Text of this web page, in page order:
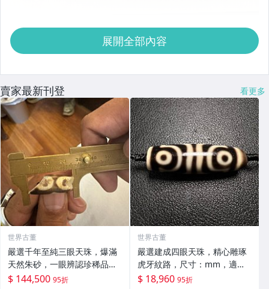
展開全部內容
賣家最新刊登 看更多
世界古董
嚴選千年至純三眼天珠，爆滿
天然朱砂，一眼辨認珍稀品質
天珠 一眼斷珠 三眼天珠
$ 144,500 95折
世界古董
嚴選建成四眼天珠，精心雕琢
虎牙紋路，尺寸：mm，適合
收藏 四眼天珠 虎牙 現代款
$ 18,960 95折